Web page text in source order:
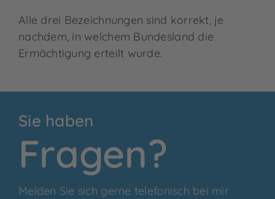
Alle drei Bezeichnungen sind korrekt, je
nachdem, in welchem Bundesland die
Ermächtigung erteilt wurde.
Sie haben
Fragen?
Melden Sie sich gerne telefonisch bei mir